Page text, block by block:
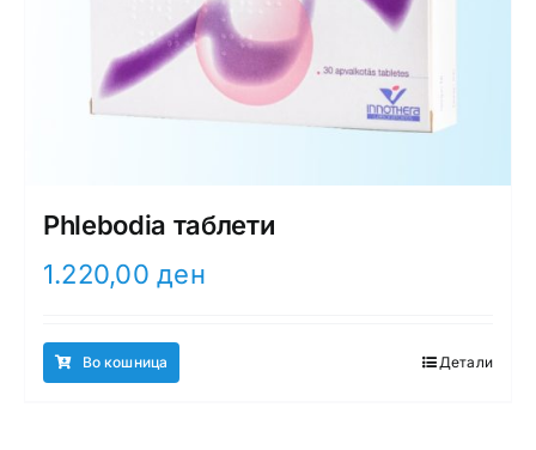
Phlebodia таблети
1.220,00ден
Во кошница Детали